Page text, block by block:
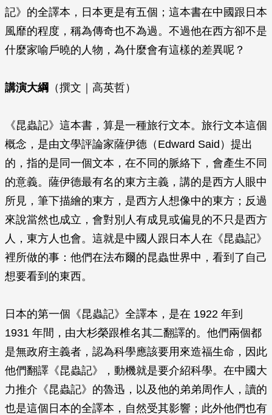
記》的全譯本，日本更是有五個；這本書在中國跟日本
風靡的程度，稱為傳奇也不為過。不過他在西方卻不是
什麼家喻戶曉的人物，為什麼會有這樣的差異呢？
講演大綱 （撰文｜高英哲）
《昆蟲記》這本書，算是一種旅行文本。旅行文本這個
概念，是由文學評論家薩伊德（Edward Said）提出
的，指的是同一個文本，在不同的脈絡下，會產生不同
的意義。薩伊德最有名的東方主義，講的是西方人眼中
所見，筆下描繪的東方，是西方人想像中的東方；反過
來說當然也成立，會對別人有成見或偏見的不只是西方
人，東方人也會。這就是中國人跟日本人在《昆蟲記》
裡所做的事：他們在法布爾的昆蟲世界中，看到了自己
想要看到的東西。
日本的第一個《昆蟲記》全譯本，是在 1922 年到
1931 年間，由大杉榮跟椎名其二翻譯的。他們兩個都
是無政府主義者，認為科學應該要用來造福生命，因此
他們翻譯《昆蟲記》，動機就是要介紹科學。在中國大
力推介《昆蟲記》的魯迅，以及他的弟弟周作人，讀的
也是這個日本的全譯本，自然受其影響；此外他們也有